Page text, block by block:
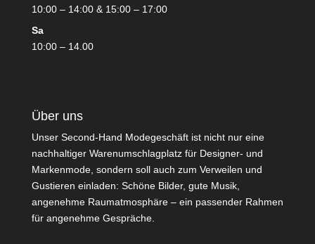
10:00 – 14:00 & 15:00 – 17:00
Sa
10:00 – 14.00
Über uns
Unser Second-Hand Modegeschäft ist nicht nur eine
nachhaltiger Warenumschlagplatz für Designer- und
Markenmode, sondern soll auch zum Verweilen und
Gustieren einladen: Schöne Bilder, gute Musik,
angenehme Raumatmosphäre – ein passender Rahmen
für angenehme Gespräche.